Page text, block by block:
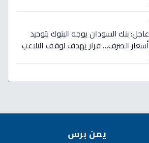
عاجل: بنك السودان يوجه البنوك بتوحيد
أسعار الصرف… قرار يهدف لوقف التلاعب
يمن برس